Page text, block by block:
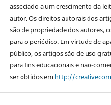
associado a um crescimento da
autor. Os direitos autorais dos
são de propriedade dos autores,
para o periódico. Em virtude de
público, os artigos são de uso
para fins educacionais e não-
ser obtidos em http://